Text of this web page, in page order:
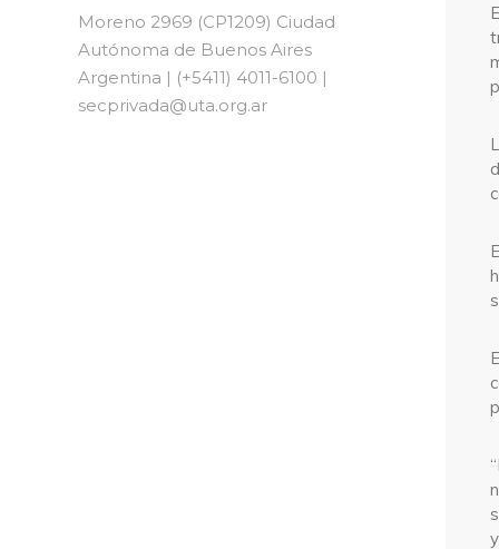
Moreno 2969 (CP1209) Ciudad
Autónoma de Buenos Aires
Argentina | (+5411) 4011-6100 |
secprivada@uta.org.ar